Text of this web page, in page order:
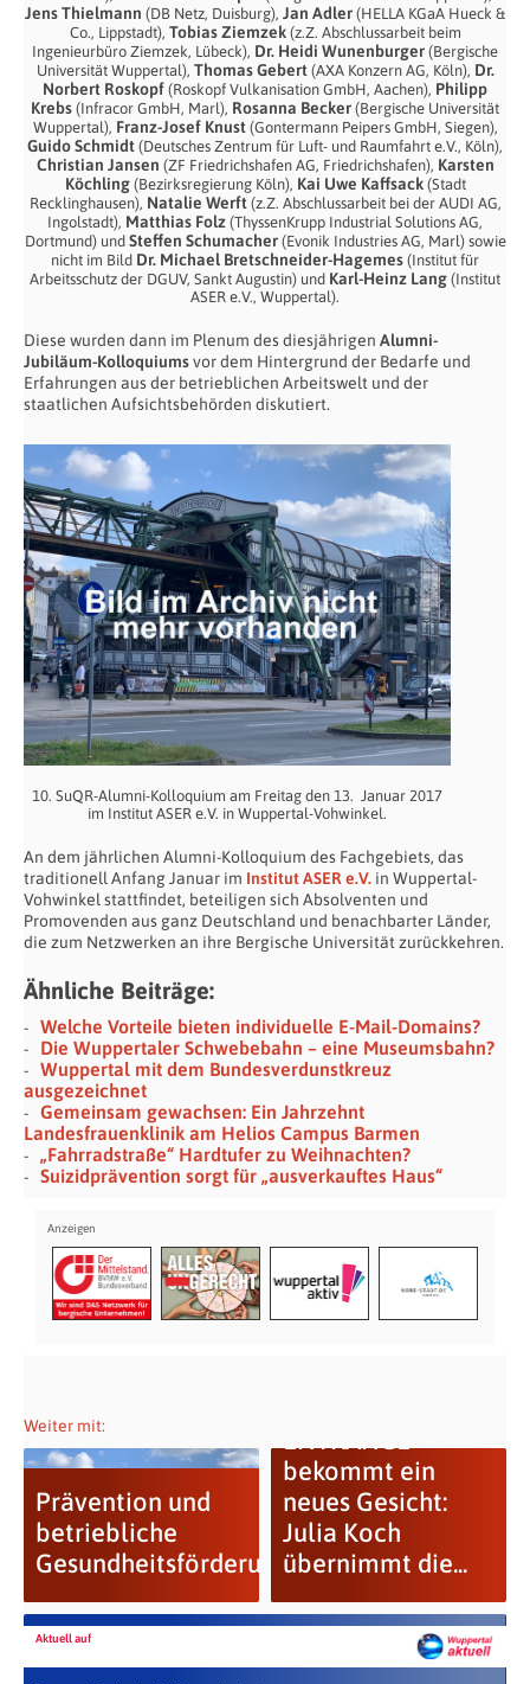
Jens Thielmann (DB Netz, Duisburg), Jan Adler (HELLA KGaA Hueck &
Co., Lippstadt), Tobias Ziemzek(z.Z. Abschlussarbeit beim
Ingenieurbüro Ziemzek, Lübeck), Dr. Heidi Wunenburger (Bergische
Universität Wuppertal), Thomas Gebert(AXA Konzern AG, Köln), Dr.
Norbert Roskopf (Roskopf Vulkanisation GmbH, Aachen), Philipp
Krebs (Infracor GmbH, Marl), Rosanna Becker (Bergische Universität
Wuppertal), Franz-Josef Knust(Gontermann Peipers GmbH, Siegen),
Guido Schmidt (Deutsches Zentrum für Luft- und Raumfahrt e.V., Köln),
Christian Jansen (ZF Friedrichshafen AG, Friedrichshafen), Karsten
Köchling(Bezirksregierung Köln), Kai Uwe Kaffsack(Stadt
Recklinghausen), Natalie Werft(z.Z. Abschlussarbeit bei der AUDI AG,
Ingolstadt), Matthias Folz (ThyssenKrupp Industrial Solutions AG,
Dortmund) und Steffen Schumacher(Evonik Industries AG, Marl) sowie
nicht im Bild Dr. Michael Bretschneider-Hagemes (Institut für
Arbeitsschutz der DGUV, Sankt Augustin) und Karl-Heinz Lang (Institut
ASER e.V., Wuppertal).
Diese wurden dann im Plenum des diesjährigen Alumni-
Jubiläum-Kolloquiumsvor dem Hintergrund der Bedarfe und
Erfahrungen aus der betrieblichen Arbeitswelt und der
staatlichen Aufsichtsbehörden diskutiert.
10. SuQR-Alumni-Kolloquium am Freitag den 13. Januar 2017
im Institut ASER e.V. in Wuppertal-Vohwinkel.
An dem jährlichen Alumni-Kolloquium des Fachgebiets, das
traditionell Anfang Januar im Institut ASER e.V. in Wuppertal-
Vohwinkel stattfindet, beteiligen sich Absolventen und
Promovenden aus ganz Deutschland und benachbarter Länder,
die zum Netzwerken an ihre Bergische Universität zurückkehren.
Ähnliche Beiträge:
Welche Vorteile bieten individuelle E-Mail-Domains?
Die Wuppertaler Schwebebahn – eine Museumsbahn?
Wuppertal mit dem Bundesverdunstkreuz
ausgezeichnet
Gemeinsam gewachsen: Ein Jahrzehnt
Landesfrauenklinik am Helios Campus Barmen
„Fahrradstraße“ Hardtufer zu Weihnachten?
Suizidprävention sorgt für „ausverkauftes Haus“
Weiter mit:
Prävention und
betriebliche
Gesundheitsförderung
bekommt ein
neues Gesicht:
Julia Koch
übernimmt die...
Aktuell auf